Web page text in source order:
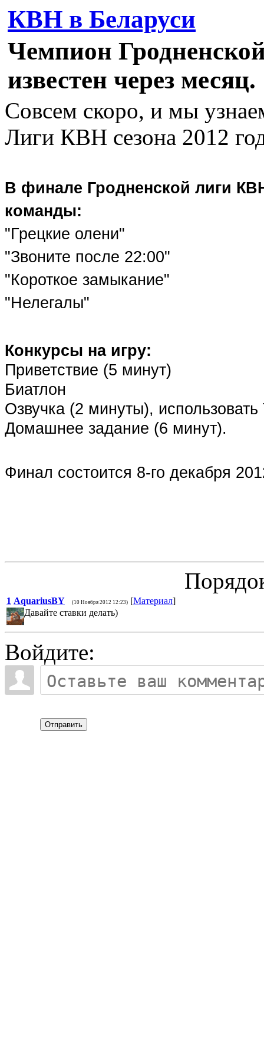
КВН в Беларуси
Чемпион
известен через месяц.
Совсем скоро, и мы
Лиги КВН сезона 2012
В финале Гродненской лиги
команды:
"Грецкие олени"
"Звоните после 22:00"
"Короткое замыкание"
"Нелегалы"
Конкурсы на игру:
Приветствие (5 минут)
Биатлон
Озвучка (2 минуты),
Домашнее задание (6 минут).
Финал состоится 8-го декабря
1 AquariusBY (10 Ноября 2012 12:23) [Материал]
Давайте ставки делать)
Войдите:
Отправить